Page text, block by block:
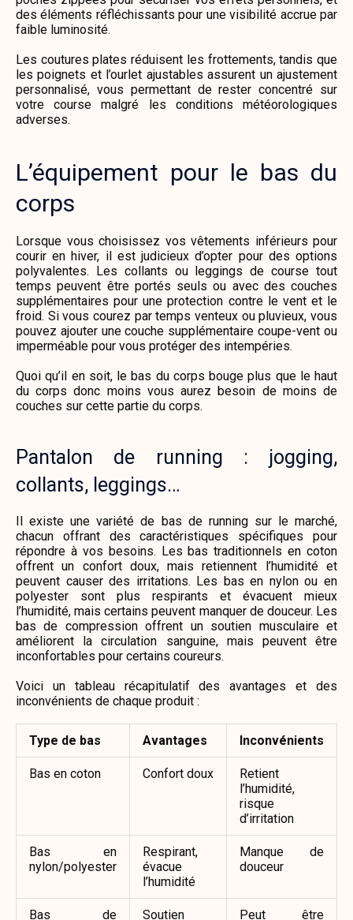
des éléments réfléchissants pour une visibilité accrue par
faible luminosité.
Les coutures plates réduisent les frottements, tandis que
les poignets et l’ourlet ajustables assurent un ajustement
personnalisé, vous permettant de rester concentré sur
votre course malgré les conditions météorologiques
adverses.
L’équipement pour le bas du
corps
Lorsque vous choisissez vos vêtements inférieurs pour
courir en hiver, il est judicieux d’opter pour des options
polyvalentes. Les collants ou leggings de course tout
temps peuvent être portés seuls ou avec des couches
supplémentaires pour une protection contre le vent et le
froid. Si vous courez par temps venteux ou pluvieux, vous
pouvez ajouter une couche supplémentaire coupe-vent ou
imperméable pour vous protéger des intempéries.
Quoi qu’il en soit, le bas du corps bouge plus que le haut
du corps donc moins vous aurez besoin de moins de
couches sur cette partie du corps.
Pantalon de running : jogging,
collants, leggings…
Il existe une variété de bas de running sur le marché,
chacun offrant des caractéristiques spécifiques pour
répondre à vos besoins. Les bas traditionnels en coton
offrent un confort doux, mais retiennent l’humidité et
peuvent causer des irritations. Les bas en nylon ou en
polyester sont plus respirants et évacuent mieux
l’humidité, mais certains peuvent manquer de douceur. Les
bas de compression offrent un soutien musculaire et
améliorent la circulation sanguine, mais peuvent être
inconfortables pour certains coureurs.
Voici un tableau récapitulatif des avantages et des
inconvénients de chaque produit :
Type de bas Avantages Inconvénients
Bas en coton Confort doux
Retient
l’humidité,
risque
d’irritation
Bas en
nylon/polyester
Respirant,
évacue
l’humidité
Manque de
douceur
Bas de
Soutien
Peut être